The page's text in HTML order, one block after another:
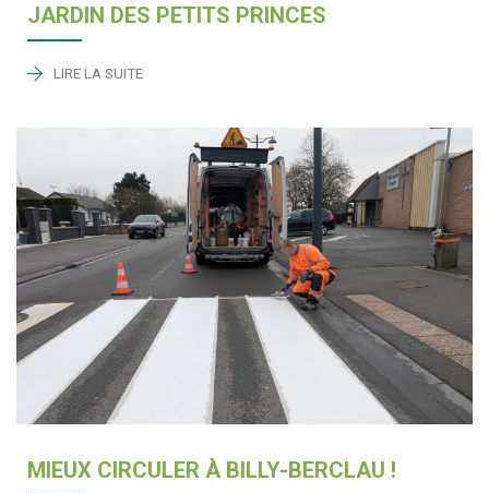
JARDIN DES PETITS PRINCES
LIRE LA SUITE
MIEUX CIRCULER À BILLY-BERCLAU !